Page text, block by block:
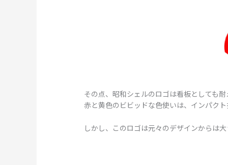
その点、昭和シェルのロゴは看板としても
赤と黄色のビビッドな色使いは、インパク
しかし、このロゴは元々のデザインからは